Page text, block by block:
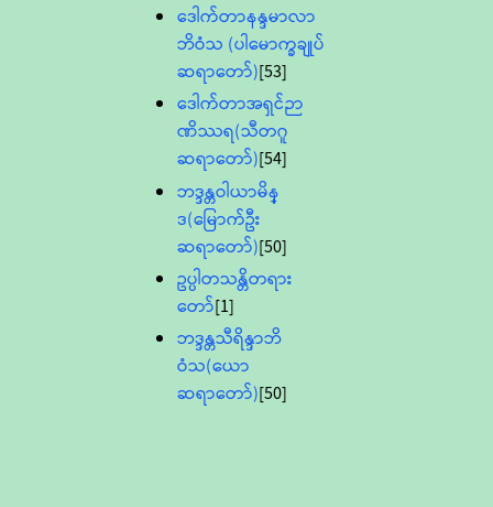
ဒေါက်တာနန္ဒမာလာ
ဘိဝံသ (ပါမောက္ခချုပ်
ဆရာတော်)[53]
ဒေါက်တာအရှင်ဉာ
ဏိဿရ(သီတဂူ
ဆရာတော်)[54]
ဘဒ္ဒန္တဝါယာမိန္
ဒ(မြောက်ဦး
ဆရာတော်)[50]
ဥပ္ပါတသန္တိတရား
တော်[1]
ဘဒ္ဒန္တသီရိန္ဒာဘိ
ဝံသ(ယော
ဆရာတော်)[50]